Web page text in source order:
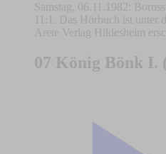
Samstag, 06.11.1982:
11:1. Das Hörbuch ist
Arete Verlag Hildesheim
07 König Bönk I.